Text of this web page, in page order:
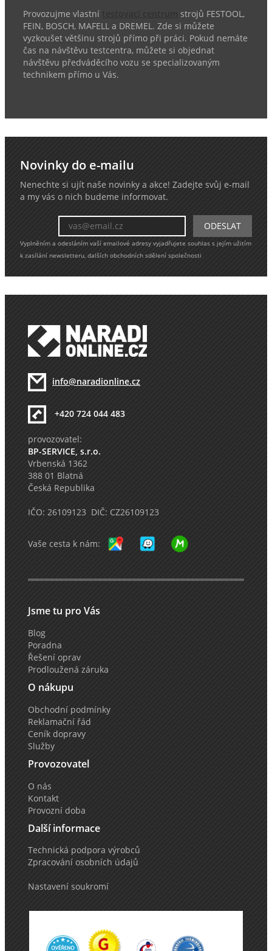
Provozujme vlastní
strojů FESTOOL,
FEIN, BOSCH, MAFELL a DREMEL. Zde si můžete
vyzkoušet většinu strojů přímo při práci. Pokud nemáte
čas na návštěvu testcentra, můžete si objednat
návštěvu předváděcího vozu se specializovaným
technikem přímo u Vás.
Novinky do e-mailu
Nenechte si ujít naše novinky a akce! Zadejte svůj e-mail
a my vás o nich budeme informovat.
Vyplněním a odesláním vaší emailové adresy vyjadřujete souhlas s jejím užitím
k zasílání newsletteru, dalších obchodních sdělení společnosti
info@naradionline.cz
+420 724 044 483
provozovatel:
BP-SERVICE, s.r.o.
Vrbenská 1362
388 01 Blatná
Česká Republika
IČO: 26109123 DIČ: CZ26109123
Vaše cesta k nám:
Jsme tu pro Vás
Blog
Poradna
Řešení oprav
Prodloužená záruka
O nákupu
Obchodní podmínky
Reklamační řád
Ceník dopravy
Služby
Provozovatel
O nás
Kontakt
Provozní doba
Další informace
Technická podpora výrobců
Zpracování osobních údajů
Nastavení soukromí